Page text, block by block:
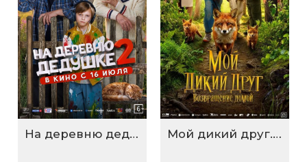
На деревню дедушке 2 Мой дикий друг. Возвращение домой